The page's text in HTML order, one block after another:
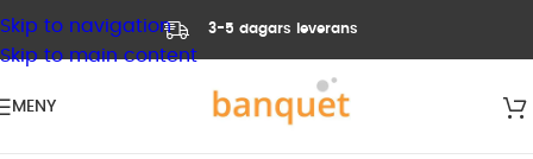
Skip to navigation
Skip to main content
3-5 dagars leverans
MENY